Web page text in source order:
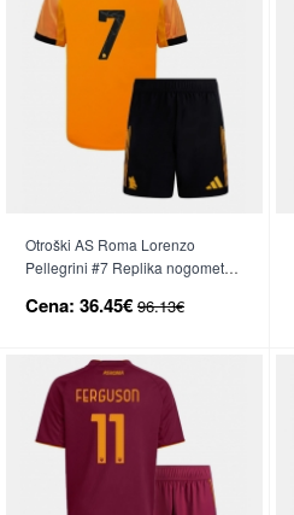
Otroški AS Roma Lorenzo
Pellegrini #7 Replika nogometni
Kratek Rokav (+ hlače)
Cena: 36.45€ 96.13€